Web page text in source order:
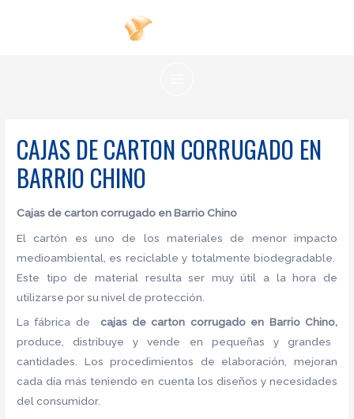
CAJAS DE CARTON CORRUGADO EN
BARRIO CHINO
Cajas de carton corrugado en Barrio Chino
El cartón es uno de los materiales de menor impacto
medioambiental, es reciclable y totalmente biodegradable.
Este tipo de material resulta ser muy útil a la hora de
utilizarse por su nivel de protección.
La fábrica de cajas de carton corrugado en Barrio Chino,
produce, distribuye y vende en pequeñas y grandes
cantidades. Los procedimientos de elaboración, mejoran
cada día más teniendo en cuenta los diseños y necesidades
del consumidor.